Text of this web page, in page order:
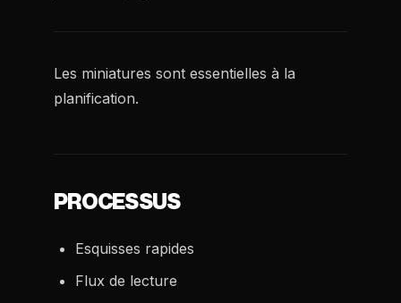
Les miniatures sont essentielles à la
planification.
PROCESSUS
Esquisses rapides
Flux de lecture